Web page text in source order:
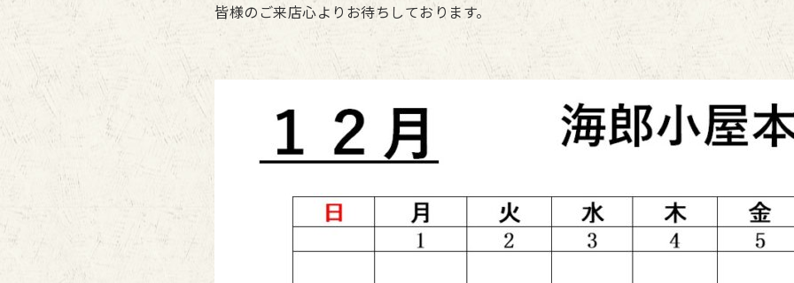
皆様のご来店心よりお待ちしております。